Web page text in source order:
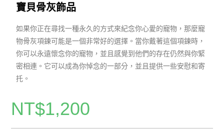
寶貝骨灰飾品
如果你正在尋找一種永久的方式來紀念你心愛的寵物，那麼寵
物骨灰項鍊可能是一個非常好的選擇。當你戴著這個項鍊時，
你可以永遠懷念你的寵物，並且感覺到他們的存在仍然與你緊
密相連。它可以成為你悼念的一部分，並且提供一些安慰和寄
托。
NT$1,200